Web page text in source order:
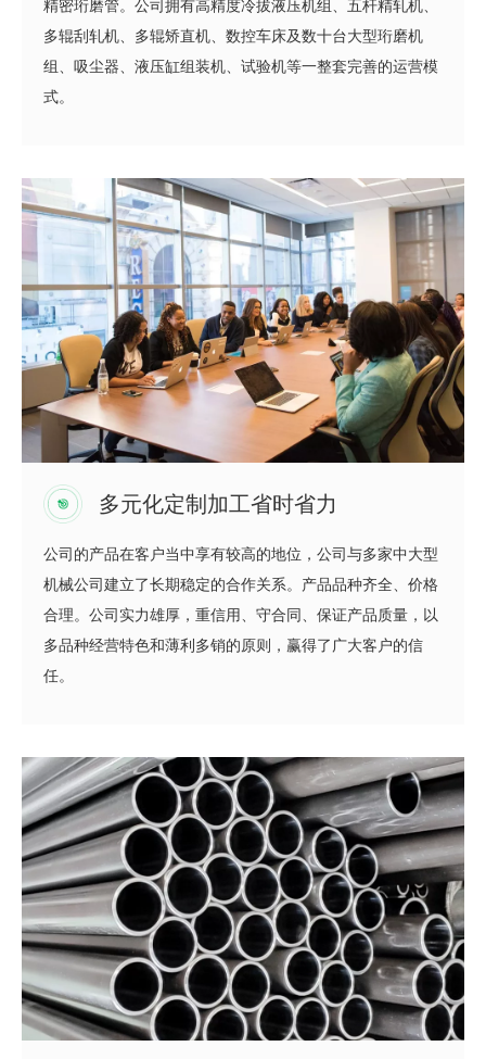
精密珩磨管。公司拥有高精度冷拔液压机组、五杆精轧机、
多辊刮轧机、多辊矫直机、数控车床及数十台大型珩磨机
组、吸尘器、液压缸组装机、试验机等一整套完善的运营模
式。
多元化定制加工省时省力
公司的产品在客户当中享有较高的地位，公司与多家中大型
机械公司建立了长期稳定的合作关系。产品品种齐全、价格
合理。公司实力雄厚，重信用、守合同、保证产品质量，以
多品种经营特色和薄利多销的原则，赢得了广大客户的信
任。